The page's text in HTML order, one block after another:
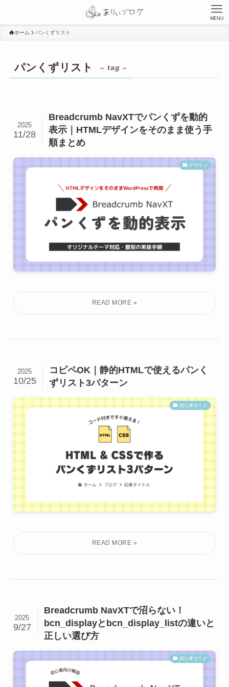
MENU
ホーム パンくずリスト
パンくずリスト – tag –
Breadcrumb NavXTでパンくずを動的
表示｜HTMLデザインをそのまま使う手
順まとめ
2025
11/28
デザイン
コピペOK｜静的HTMLで使えるパンく
ずリスト3パターン
2025
10/25
初心者ガイド
Breadcrumb NavXTで沼らない！
bcn_displayとbcn_display_listの違いと
正しい選び方
2025
9/27
初心者ガイド